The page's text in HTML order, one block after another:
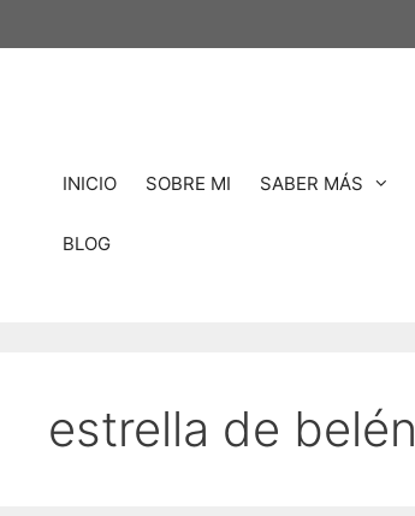
INICIO SOBRE MI SABER MÁS
BLOG
estrella de belén